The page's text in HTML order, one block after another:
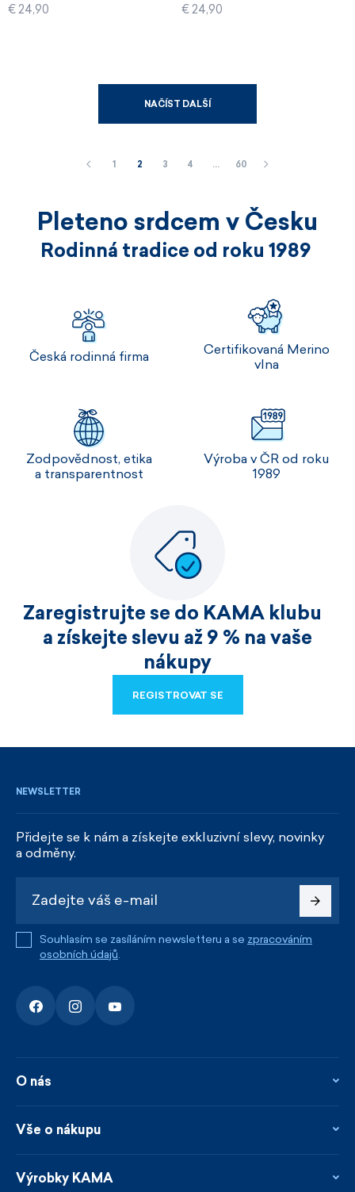
€ 24,90 € 24,90
NAČÍST DALŠÍ
1 2 3 4 … 60
Pleteno srdcem v Česku
Rodinná tradice od roku 1989
Česká rodinná firma
Certifikovaná Merino
vlna
Zodpovědnost, etika
a transparentnost
Výroba v ČR od roku
1989
Zaregistrujte se do KAMA klubu
a získejte slevu až 9 % na vaše
nákupy
REGISTROVAT SE
NEWSLETTER
Přidejte se k nám a získejte exkluzivní slevy, novinky
a odměny.
Souhlasím se zasíláním newsletteru a se zpracováním
osobních údajů.
O nás
Kontakty
Novinky
Vše o nákupu
Věrnostní program
Výrobky KAMA